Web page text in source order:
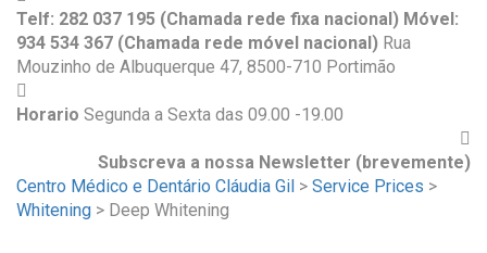
Telf: 282 037 195 (Chamada rede fixa nacional) Móvel:
934 534 367 (Chamada rede móvel nacional) Rua
Mouzinho de Albuquerque 47, 8500-710 Portimão
Horario Segunda a Sexta das 09.00 -19.00
Subscreva a nossa Newsletter (brevemente)
Centro Médico e Dentário Cláudia Gil > Service Prices >
Whitening > Deep Whitening